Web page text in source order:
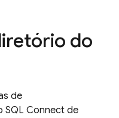
do
de
SQL Connect de